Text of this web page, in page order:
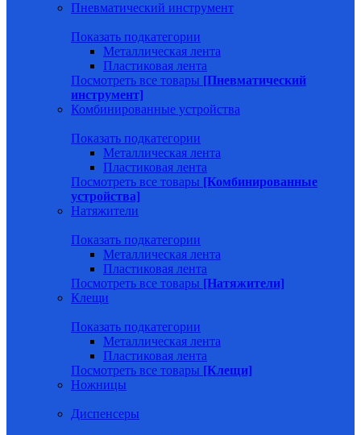
Пневматический инструмент
Показать подкатегории
Металлическая лента
Пластиковая лента
Посмотреть все товары [Пневматический
инструмент]
Комбинированные устройства
Показать подкатегории
Металлическая лента
Пластиковая лента
Посмотреть все товары [Комбинированные
устройства]
Натяжители
Показать подкатегории
Металлическая лента
Пластиковая лента
Посмотреть все товары [Натяжители]
Клещи
Показать подкатегории
Металлическая лента
Пластиковая лента
Посмотреть все товары [Клещи]
Ножницы
Диспенсеры